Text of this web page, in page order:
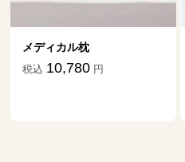
通販生活のフジヒート
税込 2,900－6,300